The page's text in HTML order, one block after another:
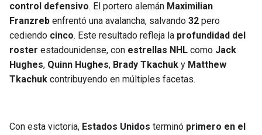
control defensivo. El portero alemán Maximilian
Franzreb enfrentó una avalancha, salvando 32 pero
cediendo cinco. Este resultado refleja la profundidad del
roster estadounidense, con estrellas NHL como Jack
Hughes, Quinn Hughes, Brady Tkachuk y Matthew
Tkachuk contribuyendo en múltiples facetas.
Con esta victoria, Estados Unidos terminó primero en el